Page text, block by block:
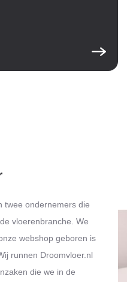
twee ondernemers die
vloerenbranche. We
webshop geboren is
runnen Droomvloer.nl
die we in de